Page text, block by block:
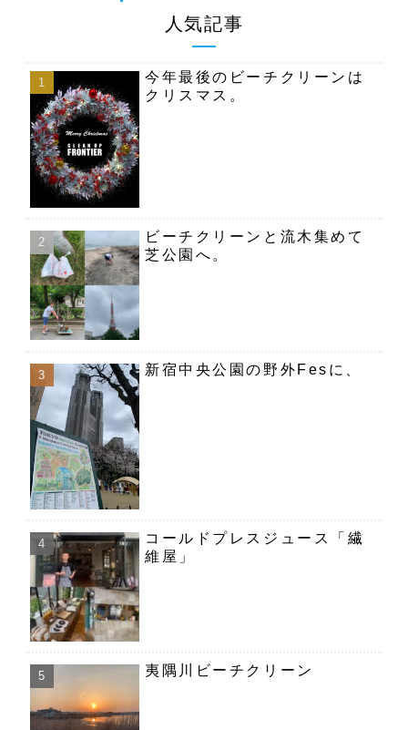
人気記事
今年最後のビーチクリーンは
クリスマス。
ビーチクリーンと流木集めて
芝公園へ。
新宿中央公園の野外Fesに、
コールドプレスジュース「繊
維屋」
夷隅川ビーチクリーン